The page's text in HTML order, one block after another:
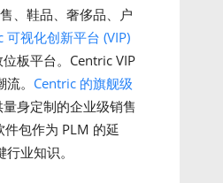
、鞋品、奢侈品、户
可视化创新平台 (VIP)
板平台。Centric VIP
。 Centric 的旗舰级
身定制的企业级销售
件包作为 PLM 的延
业知识。